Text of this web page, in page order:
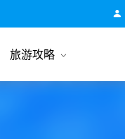
旅游攻略